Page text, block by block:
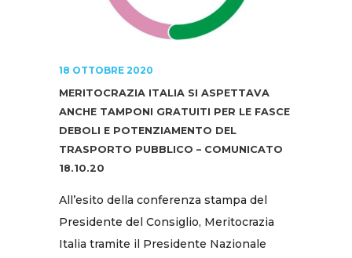
18 OTTOBRE 2020
MERITOCRAZIA ITALIA SI ASPETTAVA
ANCHE TAMPONI GRATUITI PER LE FASCE
DEBOLI E POTENZIAMENTO DEL
TRASPORTO PUBBLICO – COMUNICATO
18.10.20
All’esito della conferenza stampa del
Presidente del Consiglio, Meritocrazia
Italia tramite il Presidente Nazionale